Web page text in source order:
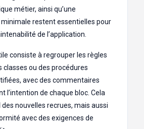
métier, ainsi qu’une
restent essentielles pour
de l’application.
consiste à regrouper les règles
classes ou des procédures
avec des commentaires
l’intention de chaque bloc. Cela
nouvelles recrues, mais aussi
avec des exigences de